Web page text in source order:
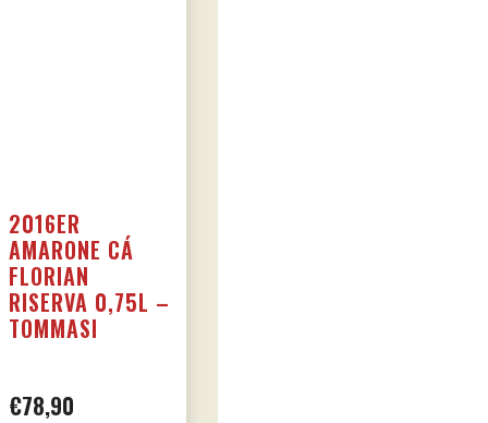
2016ER
AMARONE CÁ
FLORIAN
RISERVA 0,75L –
TOMMASI
€78,90